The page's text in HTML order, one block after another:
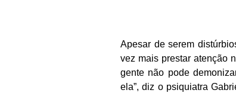
Apesar de serem
vez mais prestar atenção
gente não pode
ela”, diz o psiquiatra